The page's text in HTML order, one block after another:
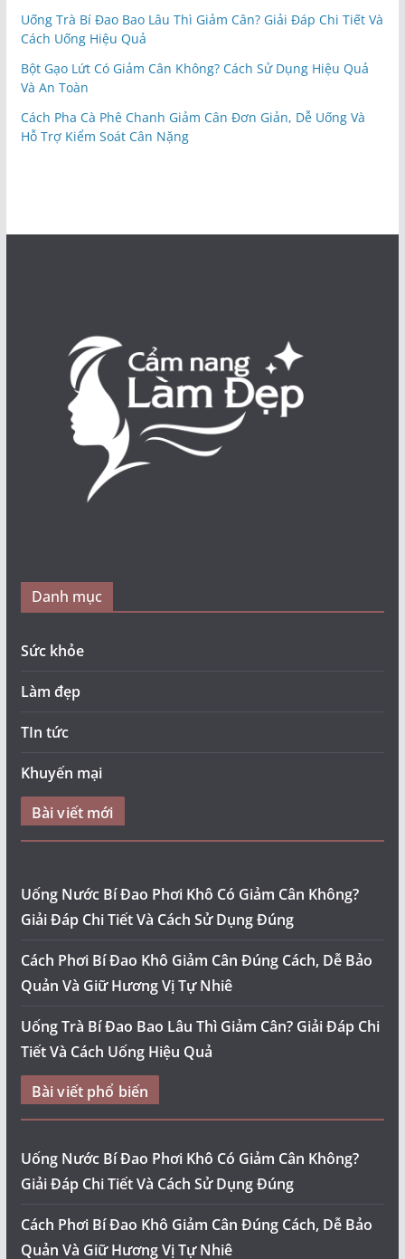
Uống Trà Bí Đao Bao Lâu Thì Giảm Cân? Giải Đáp Chi Tiết Và
Cách Uống Hiệu Quả
Bột Gạo Lứt Có Giảm Cân Không? Cách Sử Dụng Hiệu Quả
Và An Toàn
Cách Pha Cà Phê Chanh Giảm Cân Đơn Giản, Dễ Uống Và
Hỗ Trợ Kiểm Soát Cân Nặng
Danh mục
Sức khỏe
Làm đẹp
TIn tức
Khuyến mại
Bài viết mới
Uống Nước Bí Đao Phơi Khô Có Giảm Cân Không?
Giải Đáp Chi Tiết Và Cách Sử Dụng Đúng
Cách Phơi Bí Đao Khô Giảm Cân Đúng Cách, Dễ Bảo
Quản Và Giữ Hương Vị Tự Nhiê
Uống Trà Bí Đao Bao Lâu Thì Giảm Cân? Giải Đáp Chi
Tiết Và Cách Uống Hiệu Quả
Bài viết phổ biến
Uống Nước Bí Đao Phơi Khô Có Giảm Cân Không?
Giải Đáp Chi Tiết Và Cách Sử Dụng Đúng
Cách Phơi Bí Đao Khô Giảm Cân Đúng Cách, Dễ Bảo
Quản Và Giữ Hương Vị Tự Nhiê